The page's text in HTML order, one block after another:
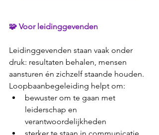
🧩 Voor leidinggevenden
Leidinggevenden staan vaak onder
druk: resultaten behalen, mensen
aansturen én zichzelf staande houden.
Loopbaanbegeleiding helpt om:
bewuster om te gaan met
leiderschap en
verantwoordelijkheden